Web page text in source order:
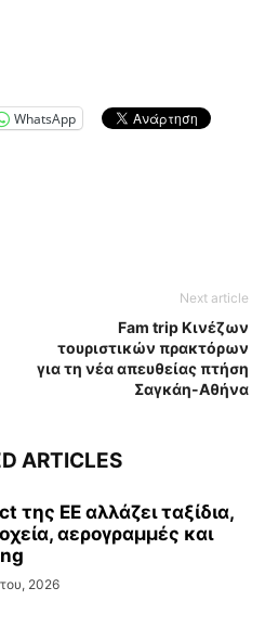
WhatsApp
Next article
Fam trip Κινέζων
τουριστικών πρακτόρων
για τη νέα απευθείας πτήση
Σαγκάη-Αθήνα
ARTICLES
της ΕΕ αλλάζει ταξίδια,
αερογραμμές και
2026